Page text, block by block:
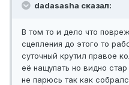
dadasasha сказал:
В том то и дело что
сцепления до этого то
суточный крутил правое
её нащупать но видно
не парюсь так как